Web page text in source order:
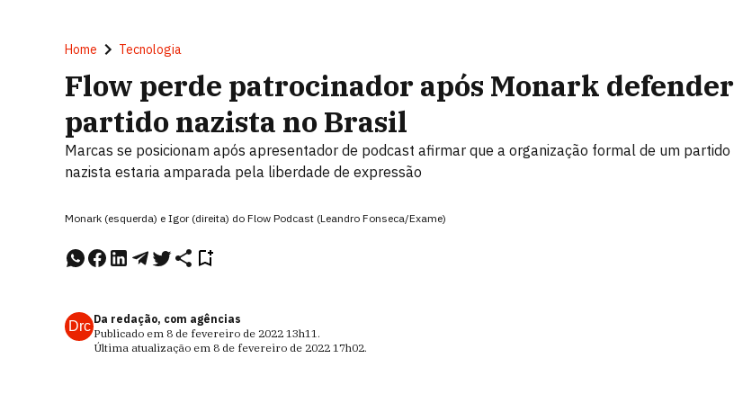
Home Tecnologia
Flow perde patrocinador após Monark defender
partido nazista no Brasil
Marcas se posicionam após apresentador de podcast afirmar que a organização formal de um partido
nazista estaria amparada pela liberdade de expressão
Monark (esquerda) e Igor (direita) do Flow Podcast (Leandro Fonseca/Exame)
Drc Da redação, com agências
Publicado em 8 de fevereiro de 2022 13h11.
Última atualização em 8 de fevereiro de 2022 17h02.